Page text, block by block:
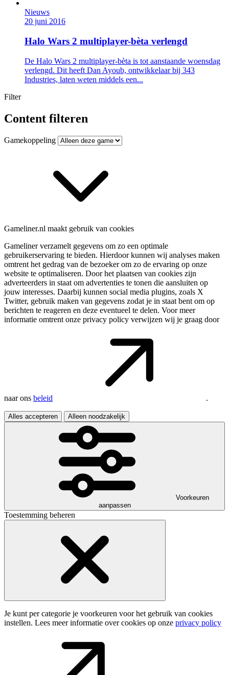
Nieuws
20 juni 2016
Halo Wars 2 multiplayer-bèta verlengd
De Halo Wars 2 multiplayer-bèta is tot aanstaande woensdag
verlengd. Dit heeft Dan Ayoub, ontwikkelaar bij 343
Industries, laten weten middels een...
Filter
Content filteren
Gamekoppeling
Gameliner.nl maakt gebruik van cookies
Gameliner verzamelt gegevens om zo een optimale
gebruikerservaring te bieden. Hierdoor kunnen wij analyses maken
omtrent het gedrag van de bezoeker om zo de ervaring op onze
website te optimaliseren. Door het plaatsen van cookies zijn
adverteerders in staat om advertenties te tonen die aansluiten op
jouw interesses. Daarbij kunnen social media plugins, zoals X
Twitter, gebruik maken van gegevens zodat je in staat bent om op
berichten te reageren en deze eventueel te delen. Voor meer
informatie omtrent onze privacy policy verwijzen wij je graag door
naar ons beleid .
Alles accepteren Alleen noodzakelijk
Voorkeuren
aanpassen
Toestemming beheren
Je kunt per categorie je voorkeuren voor het gebruik van cookies
instellen. Lees meer informatie over cookies op onze privacy policy